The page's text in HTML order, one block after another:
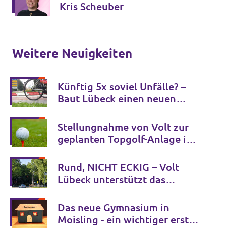
Kris Scheuber
Weitere Neuigkeiten
Künftig 5x soviel Unfälle? –
Baut Lübeck einen neuen
Stellungnahme von Volt zur
geplanten Topgolf-Anlage in
Rund, NICHT ECKIG – Volt
Lübeck unterstützt das
Mühlentorteller
Das neue Gymnasium in
Moisling - ein wichtiger erster